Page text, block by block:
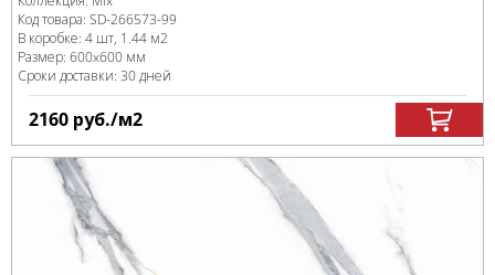
Код товара: SD-266573-99
В коробке: 4 шт, 1.44 м2
Размер: 600x600 мм
Сроки доставки: 30 дней
2160 руб./м2